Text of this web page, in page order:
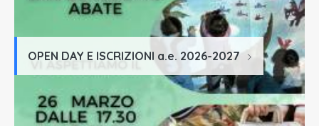
OPEN DAY E ISCRIZIONI a.e. 2026-2027